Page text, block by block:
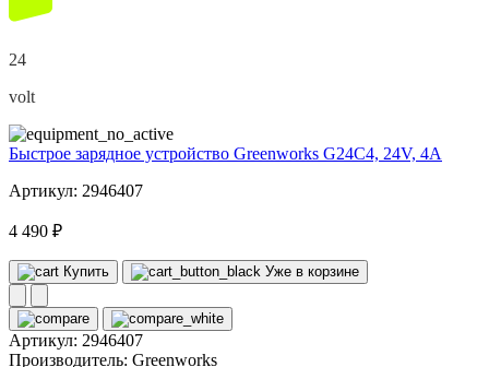
24
volt
Быстрое зарядное устройство Greenworks G24C4, 24V, 4А
Артикул: 2946407
4 490 ₽
Купить Уже в корзине
Артикул: 2946407
Производитель: Greenworks